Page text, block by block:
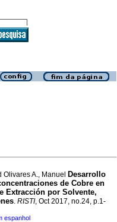
A., Manuel
Desarrollo
de Cobre en
Extracción por Solvente,
. RISTI, Oct 2017, no.24, p.1-
espanhol